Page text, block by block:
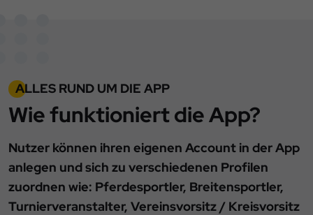
ALLES RUND UM DIE APP
Wie funktioniert die App?
Nutzer können ihren eigenen Account in der App
anlegen und sich zu verschiedenen Profilen
zuordnen wie: Pferdesportler, Breitensportler,
Turnierveranstalter, Vereinsvorsitz / Kreisvorsitz